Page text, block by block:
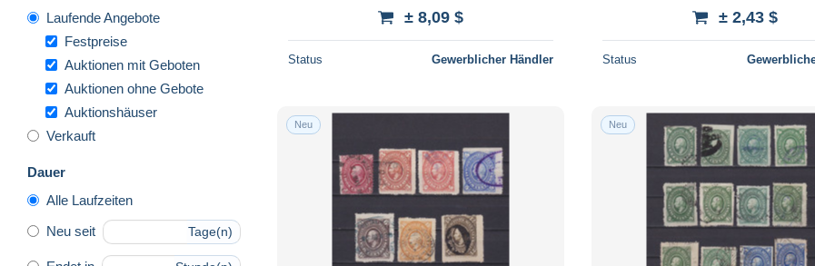
Laufende Angebote
Festpreise
Auktionen mit Geboten
Auktionen ohne Gebote
Auktionshäuser
Verkauft
Dauer
Alle Laufzeiten
Neu seit Tage(n)
± 8,09 $
Status Gewerblicher Händler
± 2,43 $
Status
Neu Neu